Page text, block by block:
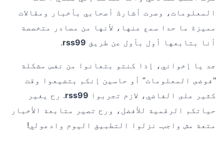
المعلومات، وصرت أشارك أصحابي بأخبار ومقالات
مميزة ما حدا سمع عنها، لأنها من مصادر متخصصة
أنا بتابعها أول بأول عن طريق rss99
.
جد يا إخواني، إذا كنتو بتعانوا من نفس مشكلة
"فوضى المعلومات” أو حاسين إنكم بتضيعوا وقت
كثير على الفاضي، لازم تجربوا rss99. رح يغير
حياتكم الرقمية للأفضل، ورح تصير متابعة الأخبار
متعة مش واجب. نزلوا التطبيق اليوم وادعولي!